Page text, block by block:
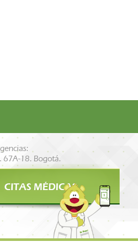
67A-18. Bogotá.